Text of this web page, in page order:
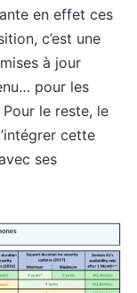
en effet ces
c’est une
à jour
pour les
le reste, le
cette
ses